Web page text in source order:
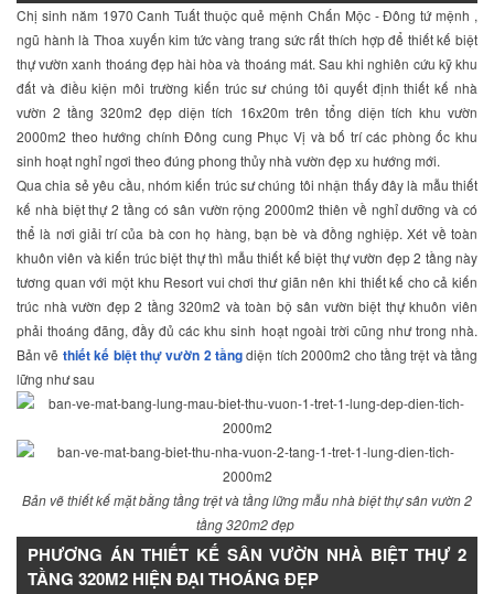
Chị sinh năm 1970 Canh Tuất thuộc quẻ mệnh Chấn Mộc - Đông tứ mệnh ,
ngũ hành là Thoa xuyến kim tức vàng trang sức rất thích hợp để thiết kế biệt
thự vườn xanh thoáng đẹp hài hòa và thoáng mát. Sau khi nghiên cứu kỹ khu
đất và điều kiện môi trường kiến trúc sư chúng tôi quyết định thiết kế nhà
vườn 2 tầng 320m2 đẹp diện tích 16x20m trên tổng diện tích khu vườn
2000m2 theo hướng chính Đông cung Phục Vị và bố trí các phòng ốc khu
sinh hoạt nghỉ ngơi theo đúng phong thủy nhà vườn đẹp xu hướng mới.
Qua chia sẻ yêu cầu, nhóm kiến trúc sư chúng tôi nhận thấy đây là mẫu thiết
kế nhà biệt thự 2 tầng có sân vườn rộng 2000m2 thiên về nghỉ dưỡng và có
thể là nơi giải trí của bà con họ hàng, bạn bè và đồng nghiệp. Xét về toàn
khuôn viên và kiến trúc biệt thự thì mẫu thiết kế biệt thự vườn đẹp 2 tầng này
tương quan với một khu Resort vui chơi thư giãn nên khi thiết kế cho cả kiến
trúc nhà vườn đẹp 2 tầng 320m2 và toàn bộ sân vườn biệt thự khuôn viên
phải thoáng đãng, đầy đủ các khu sinh hoạt ngoài trời cũng như trong nhà.
Bản vẽ thiết kế biệt thự vườn 2 tầngdiện tích 2000m2 cho tầng trệt và tầng
lững như sau
Bản vẽ thiết kế mặt bằng tầng trệt và tầng lững mẫu nhà biệt thự sân vườn 2
tầng 320m2 đẹp
PHƯƠNG ÁN THIẾT KẾ SÂN VƯỜN NHÀ BIỆT THỰ 2
TẦNG 320M2 HIỆN ĐẠI THOÁNG ĐẸP